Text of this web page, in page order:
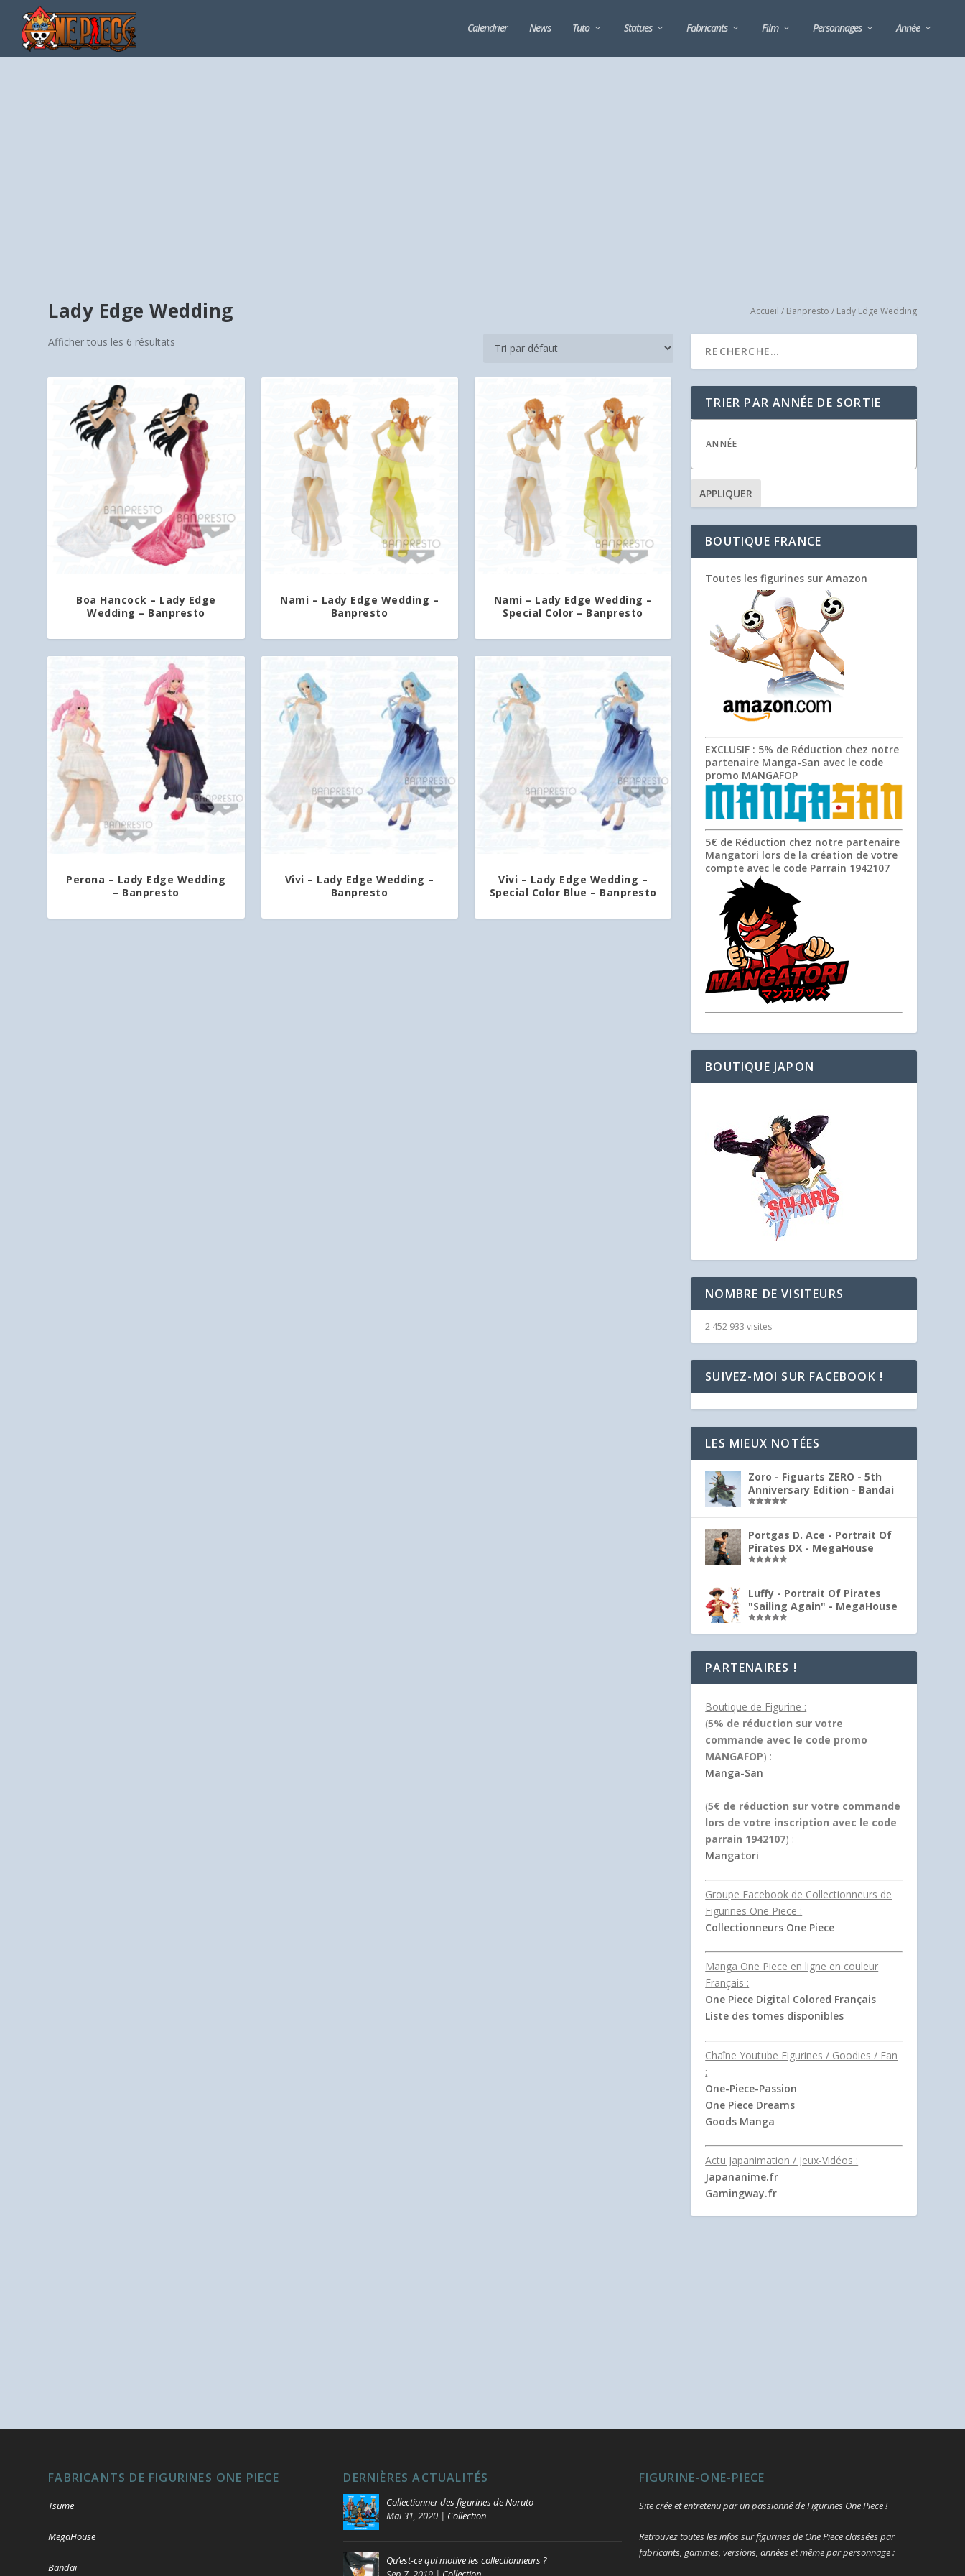
Calendrier News Tuto Statues Fabricants Film Personnages Année
Lady Edge Wedding Accueil / Banpresto / Lady Edge Wedding
Afficher tous les 6 résultats
Boa Hancock – Lady Edge
Wedding – Banpresto
Nami – Lady Edge Wedding –
Banpresto
Nami – Lady Edge Wedding –
Special Color – Banpresto
Perona – Lady Edge Wedding
– Banpresto
Vivi – Lady Edge Wedding –
Banpresto
Vivi – Lady Edge Wedding –
Special Color Blue – Banpresto
TRIER PAR ANNÉE DE SORTIE
APPLIQUER
BOUTIQUE FRANCE
Toutes les figurines sur Amazon
EXCLUSIF : 5% de Réduction chez notre
partenaire Manga-San avec le code
promo MANGAFOP
5€ de Réduction chez notre partenaire
Mangatori lors de la création de votre
compte avec le code Parrain 1942107
BOUTIQUE JAPON
NOMBRE DE VISITEURS
2 452 933 visites
SUIVEZ-MOI SUR FACEBOOK !
LES MIEUX NOTÉES
Zoro - Figuarts ZERO - 5th
Anniversary Edition - Bandai
Portgas D. Ace - Portrait Of
Pirates DX - MegaHouse
Luffy - Portrait Of Pirates
"Sailing Again" - MegaHouse
PARTENAIRES !
Boutique de Figurine :
(5% de réduction sur votre
commande avec le code promo
MANGAFOP) :
Manga-San
(5€ de réduction sur votre commande
lors de votre inscription avec le code
parrain 1942107) :
Mangatori
Groupe Facebook de Collectionneurs de
Figurines One Piece :
Collectionneurs One Piece
Manga One Piece en ligne en couleur
Français :
One Piece Digital Colored Français
Liste des tomes disponibles
Chaîne Youtube Figurines / Goodies / Fan
:
One-Piece-Passion
One Piece Dreams
Goods Manga
Actu Japanimation / Jeux-Vidéos :
Japananime.fr
Gamingway.fr
FABRICANTS DE FIGURINES ONE PIECE
Tsume
MegaHouse
Bandai
DERNIÈRES ACTUALITÉS
Collectionner des figurines de Naruto
Mai 31, 2020 | Collection
Qu’est-ce qui motive les collectionneurs ?
FIGURINE-ONE-PIECE
Site crée et entretenu par un passionné de Figurines One Piece !
Retrouvez toutes les infos sur figurines de One Piece classées par
fabricants, gammes, versions, années et même par personnage :